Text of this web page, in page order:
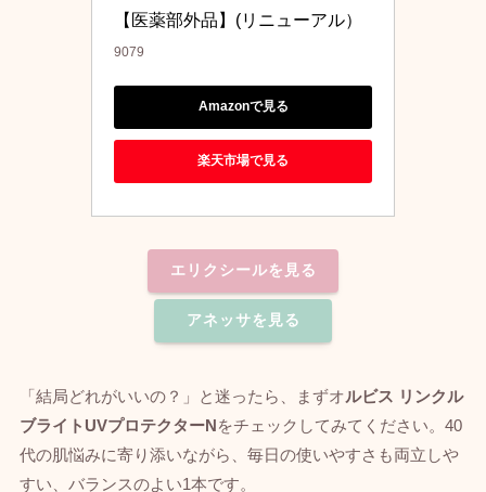
【医薬部外品】(リニューアル）
9079
Amazonで見る
楽天市場で見る
エリクシールを見る
アネッサを見る
「結局どれがいいの？」と迷ったら、まずオルビス リンクル
ブライトUVプロテクターNをチェックしてみてください。40
代の肌悩みに寄り添いながら、毎日の使いやすさも両立しや
すい、バランスのよい1本です。